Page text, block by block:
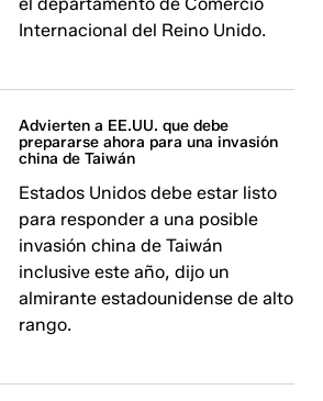
el departamento de Comercio
Internacional del Reino Unido.
Advierten a EE.UU. que debe
prepararse ahora para una invasión
china de Taiwán
Estados Unidos debe estar listo
para responder a una posible
invasión china de Taiwán
inclusive este año, dijo un
almirante estadounidense de alto
rango.